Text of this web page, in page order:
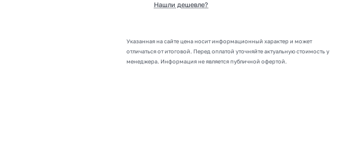
Нашли дешевле?
Указанная на сайте цена носит информационный характер и может
отличаться от итоговой. Перед оплатой уточняйте актуальную стоимость у
менеджера. Информация не является публичной офертой.